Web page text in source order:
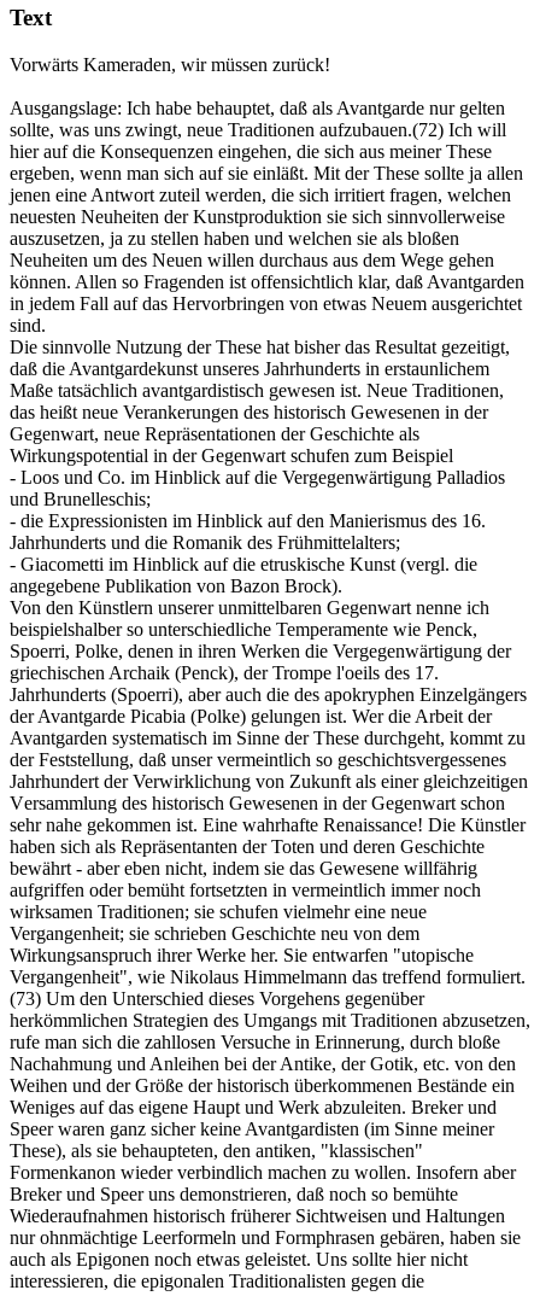
Text
Vorwärts Kameraden, wir müssen zurück!
Ausgangslage: Ich habe behauptet, daß als Avantgarde nur gelten
sollte, was uns zwingt, neue Traditionen aufzubauen.(72) Ich will
hier auf die Konsequenzen eingehen, die sich aus meiner These
ergeben, wenn man sich auf sie einläßt. Mit der These sollte ja allen
jenen eine Antwort zuteil werden, die sich irritiert fragen, welchen
neuesten Neuheiten der Kunstproduktion sie sich sinnvollerweise
auszusetzen, ja zu stellen haben und welchen sie als bloßen
Neuheiten um des Neuen willen durchaus aus dem Wege gehen
können. Allen so Fragenden ist offensichtlich klar, daß Avantgarden
in jedem Fall auf das Hervorbringen von etwas Neuem ausgerichtet
sind.
Die sinnvolle Nutzung der These hat bisher das Resultat gezeitigt,
daß die Avantgardekunst unseres Jahrhunderts in erstaunlichem
Maße tatsächlich avantgardistisch gewesen ist. Neue Traditionen,
das heißt neue Verankerungen des historisch Gewesenen in der
Gegenwart, neue Repräsentationen der Geschichte als
Wirkungspotential in der Gegenwart schufen zum Beispiel
- Loos und Co. im Hinblick auf die Vergegenwärtigung Palladios
und Brunelleschis;
- die Expressionisten im Hinblick auf den Manierismus des 16.
Jahrhunderts und die Romanik des Frühmittelalters;
- Giacometti im Hinblick auf die etruskische Kunst (vergl. die
angegebene Publikation von Bazon Brock).
Von den Künstlern unserer unmittelbaren Gegenwart nenne ich
beispielshalber so unterschiedliche Temperamente wie Penck,
Spoerri, Polke, denen in ihren Werken die Vergegenwärtigung der
griechischen Archaik (Penck), der Trompe l'oeils des 17.
Jahrhunderts (Spoerri), aber auch die des apokryphen Einzelgängers
der Avantgarde Picabia (Polke) gelungen ist. Wer die Arbeit der
Avantgarden systematisch im Sinne der These durchgeht, kommt zu
der Feststellung, daß unser vermeintlich so geschichtsvergessenes
Jahrhundert der Verwirklichung von Zukunft als einer gleichzeitigen
Versammlung des historisch Gewesenen in der Gegenwart schon
sehr nahe gekommen ist. Eine wahrhafte Renaissance! Die Künstler
haben sich als Repräsentanten der Toten und deren Geschichte
bewährt - aber eben nicht, indem sie das Gewesene willfährig
aufgriffen oder bemüht fortsetzten in vermeintlich immer noch
wirksamen Traditionen; sie schufen vielmehr eine neue
Vergangenheit; sie schrieben Geschichte neu von dem
Wirkungsanspruch ihrer Werke her. Sie entwarfen "utopische
Vergangenheit", wie Nikolaus Himmelmann das treffend formuliert.
(73) Um den Unterschied dieses Vorgehens gegenüber
herkömmlichen Strategien des Umgangs mit Traditionen abzusetzen,
rufe man sich die zahllosen Versuche in Erinnerung, durch bloße
Nachahmung und Anleihen bei der Antike, der Gotik, etc. von den
Weihen und der Größe der historisch überkommenen Bestände ein
Weniges auf das eigene Haupt und Werk abzuleiten. Breker und
Speer waren ganz sicher keine Avantgardisten (im Sinne meiner
These), als sie behaupteten, den antiken, "klassischen"
Formenkanon wieder verbindlich machen zu wollen. Insofern aber
Breker und Speer uns demonstrieren, daß noch so bemühte
Wiederaufnahmen historisch früherer Sichtweisen und Haltungen
nur ohnmächtige Leerformeln und Formphrasen gebären, haben sie
auch als Epigonen noch etwas geleistet. Uns sollte hier nicht
interessieren, die epigonalen Traditionalisten gegen die